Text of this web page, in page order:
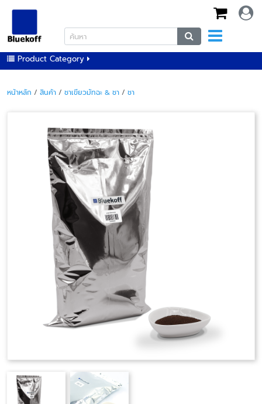
Product Category
หน้าหลัก / สินค้า / ชาเขียวมัทฉะ & ชา / ชา